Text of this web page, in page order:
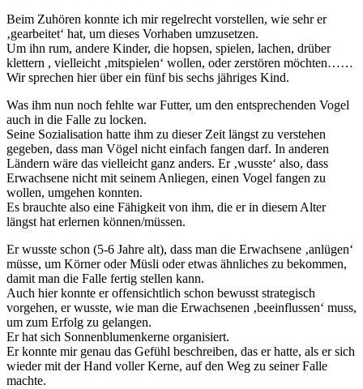
Beim Zuhören konnte ich mir regelrecht vorstellen, wie sehr er
‚gearbeitet‘ hat, um dieses Vorhaben umzusetzen.
Um ihn rum, andere Kinder, die hopsen, spielen, lachen, drüber
klettern , vielleicht ‚mitspielen‘ wollen, oder zerstören möchten……
Wir sprechen hier über ein fünf bis sechs jähriges Kind.
Was ihm nun noch fehlte war Futter, um den entsprechenden Vogel
auch in die Falle zu locken.
Seine Sozialisation hatte ihm zu dieser Zeit längst zu verstehen
gegeben, dass man Vögel nicht einfach fangen darf. In anderen
Ländern wäre das vielleicht ganz anders. Er ‚wusste‘ also, dass
Erwachsene nicht mit seinem Anliegen, einen Vogel fangen zu
wollen, umgehen konnten.
Es brauchte also eine Fähigkeit von ihm, die er in diesem Alter
längst hat erlernen können/müssen.
Er wusste schon (5-6 Jahre alt), dass man die Erwachsene ‚anlügen‘
müsse, um Körner oder Müsli oder etwas ähnliches zu bekommen,
damit man die Falle fertig stellen kann.
Auch hier konnte er offensichtlich schon bewusst strategisch
vorgehen, er wusste, wie man die Erwachsenen ‚beeinflussen‘ muss,
um zum Erfolg zu gelangen.
Er hat sich Sonnenblumenkerne organisiert.
Er konnte mir genau das Gefühl beschreiben, das er hatte, als er sich
wieder mit der Hand voller Kerne, auf den Weg zu seiner Falle
machte.